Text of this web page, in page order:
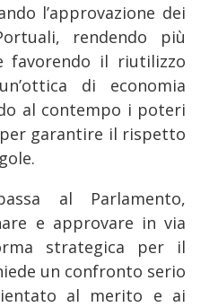
l’approvazione dei
rendendo più
favorendo il riutilizzo
di economia
al contempo i poteri
garantire il rispetto
al Parlamento,
e approvare in via
strategica per il
un confronto serio
al merito e ai